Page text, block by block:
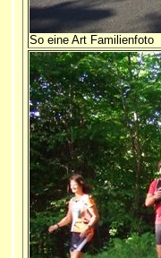
So eine Art Familienfoto